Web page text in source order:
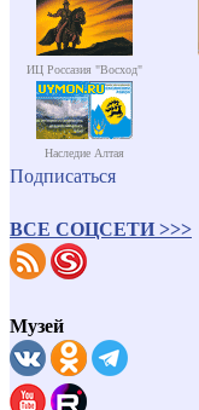
ИЦ Россазия "Восход"
Наследие Алтая
Подписаться
ВСЕ СОЦСЕТИ >>>
Музей